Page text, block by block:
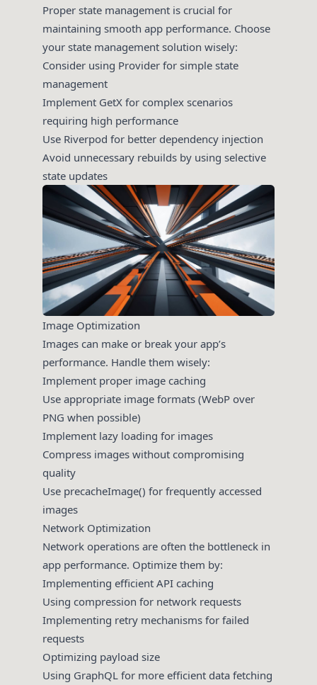
Proper state management is crucial for
maintaining smooth app performance. Choose
your state management solution wisely:
Consider using Provider for simple state
management
Implement GetX for complex scenarios
requiring high performance
Use Riverpod for better dependency injection
Avoid unnecessary rebuilds by using selective
state updates
Image Optimization
Images can make or break your app’s
performance. Handle them wisely:
Implement proper image caching
Use appropriate image formats (WebP over
PNG when possible)
Implement lazy loading for images
Compress images without compromising
quality
Use precacheImage() for frequently accessed
images
Network Optimization
Network operations are often the bottleneck in
app performance. Optimize them by:
Implementing efficient API caching
Using compression for network requests
Implementing retry mechanisms for failed
requests
Optimizing payload size
Using GraphQL for more efficient data fetching